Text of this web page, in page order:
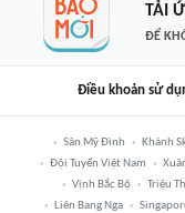
TẢI
ĐỂ
Điều khoản sử
Sân Mỹ Đình Khánh
Đội Tuyển Việt Nam
Vịnh Bắc Bộ
Triệu
Liên Bang Nga